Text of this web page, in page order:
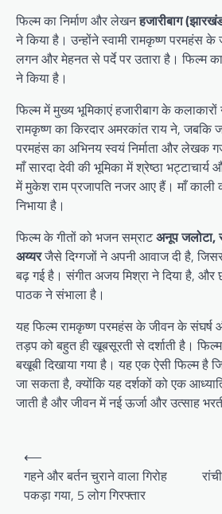
फिल्म का निर्माण और लेखनहजारीबाग
ने किया है। उन्होंने स्वामी रामकृष्ण परमहंस
लगन और मेहनत से पर्दे पर उतारा है। फिल्म
ने किया है।
फिल्म में मुख्य भूमिकाएं हजारीबाग के
रामकृष्ण का किरदार अमरकांत राय ने, जबकि
परमहंस का अभिनय स्वयं निर्माता और लेखक
माँ सारदा देवी की भूमिका में श्रेष्ठा
में मुकेश राम प्रजापति नजर आए हैं। माँ काली
निभाया है।
फिल्म के गीतों को भजन सम्राटअनूप जलोटा,
अय्यरजैसे दिग्गजों ने अपनी आवाज दी है,
बढ़ गई है। संगीत अजय मिश्रा ने दिया है, और
पाठक ने संभाला है।
यह फिल्म रामकृष्ण परमहंस के जीवन के संघर्ष
तड़प को बहुत ही खूबसूरती से दर्शाती है।
बखूबी दिखाया गया है। यह एक ऐसी फिल्म है
जा सकता है, क्योंकि यह दर्शकों को एक
जाती है और जीवन में नई ऊर्जा और उत्साह
Post
navigation
⟵
गहने और बर्तन चुराने वाला गिरोह
पकड़ा गया, 5 लोग गिरफ्तार